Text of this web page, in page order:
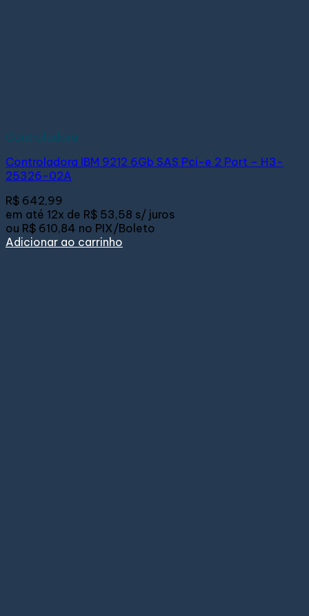
Controladora
Controladora IBM 9212 6Gb SAS Pci-e 2 Port – H3-
25326-02A
R$ 642,99
em até 12x de R$ 53,58 s/ juros
ou R$ 610,84 no PIX/Boleto
Adicionar ao carrinho